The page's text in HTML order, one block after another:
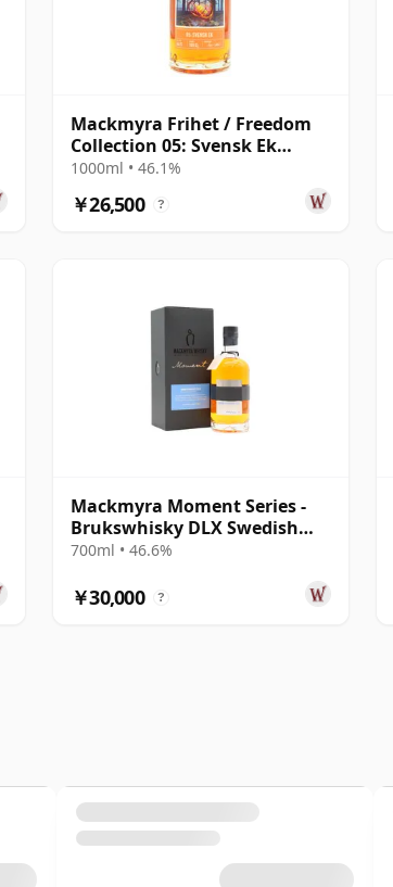
Mackmyra Frihet / Freedom
Collection 05: Svensk Ek
Swedish
1000ml • 46.1%
￥26,500 ?
Mackmyra Moment Series -
Brukswhisky DLX Swedish
Single Mal
700ml • 46.6%
￥30,000 ?